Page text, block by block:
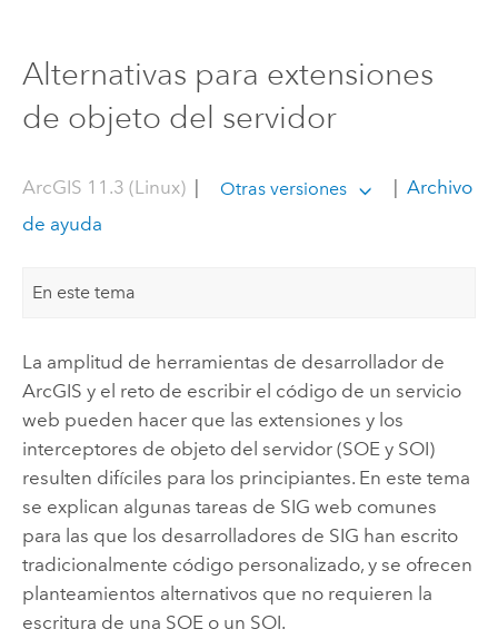
Alternativas para extensiones
de objeto del servidor
ArcGIS 11.3 (Linux)| Otras versiones
Archivo
de ayuda
En este tema
La amplitud de herramientas de desarrollador de
ArcGIS y el reto de escribir el código de un servicio
web pueden hacer que las extensiones y los
interceptores de objeto del servidor (SOE y SOI)
resulten difíciles para los principiantes. En este tema
se explican algunas tareas de SIG web comunes
para las que los desarrolladores de SIG han escrito
tradicionalmente código personalizado, y se ofrecen
planteamientos alternativos que no requieren la
escritura de una SOE o un SOI.